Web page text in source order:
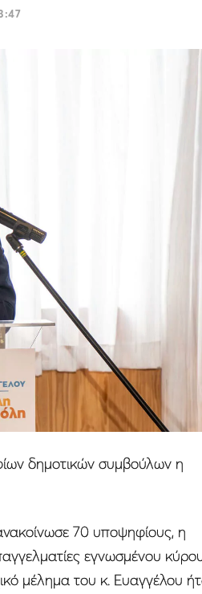
δημοτικών συμβούλων η
70 υποψηφίους, η
εγνωσμένου
μέλημα του κ. Ευαγγέλου